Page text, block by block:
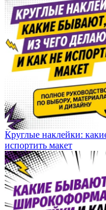
Круглые наклейки:
испортить макет